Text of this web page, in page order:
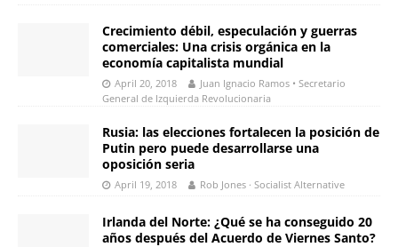
Crecimiento débil, especulación y guerras
comerciales: Una crisis orgánica en la
economía capitalista mundial
April 20, 2018
Juan Ignacio Ramos • Secretario
General de Izquierda Revolucionaria
Rusia: las elecciones fortalecen la posición de
Putin pero puede desarrollarse una
oposición seria
April 19, 2018 Rob Jones · Socialist Alternative
Irlanda del Norte: ¿Qué se ha conseguido 20
años después del Acuerdo de Viernes Santo?